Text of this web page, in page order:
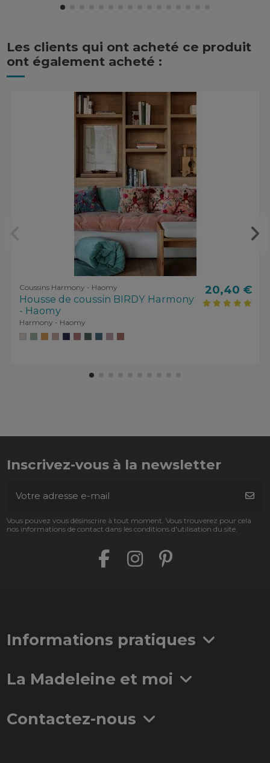
Les clients qui ont acheté ce produit
ont également acheté :
Coussins Harmony - Haomy
Housse de coussin BIRDY Harmony
- Haomy
Harmony - Haomy
20,40 €
Inscrivez-vous à la newsletter
Vous pouvez vous désinscrire à tout moment. Vous trouverez pour cela
nos informations de contact dans les conditions d'utilisation du site.
Informations pratiques
La Madeleine et moi
Contactez-nous